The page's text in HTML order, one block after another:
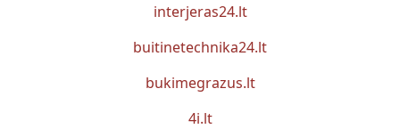
interjeras24.lt
buitinetechnika24.lt
bukimegrazus.lt
4i.lt